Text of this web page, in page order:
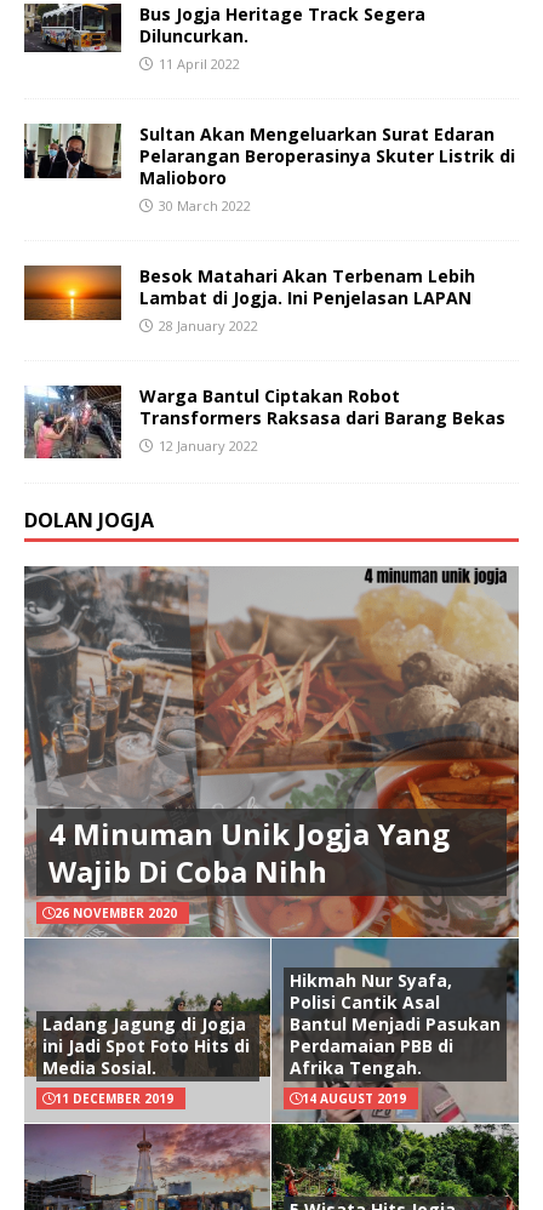
Bus Jogja Heritage Track Segera
Diluncurkan.
11 April 2022
Sultan Akan Mengeluarkan Surat Edaran
Pelarangan Beroperasinya Skuter Listrik di
Malioboro
30 March 2022
Besok Matahari Akan Terbenam Lebih
Lambat di Jogja. Ini Penjelasan LAPAN
28 January 2022
Warga Bantul Ciptakan Robot
Transformers Raksasa dari Barang Bekas
12 January 2022
DOLAN JOGJA
4 Minuman Unik Jogja Yang
Wajib Di Coba Nihh
26 NOVEMBER 2020
Ladang Jagung di Jogja
ini Jadi Spot Foto Hits di
Media Sosial.
11 DECEMBER 2019
Hikmah Nur Syafa,
Polisi Cantik Asal
Bantul Menjadi Pasukan
Perdamaian PBB di
Afrika Tengah.
14 AUGUST 2019